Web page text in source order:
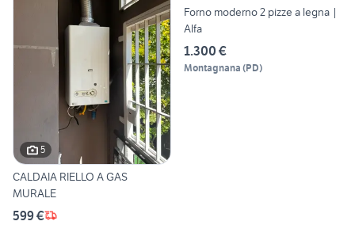
5
CALDAIA RIELLO A GAS
MURALE
599 €
Forno moderno 2 pizze a legna |
Alfa
1.300 €
Montagnana (PD)